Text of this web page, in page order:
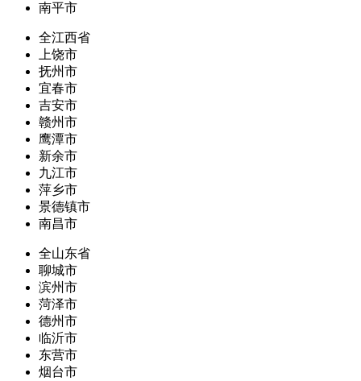
南平市
全江西省
上饶市
抚州市
宜春市
吉安市
赣州市
鹰潭市
新余市
九江市
萍乡市
景德镇市
南昌市
全山东省
聊城市
滨州市
菏泽市
德州市
临沂市
东营市
烟台市